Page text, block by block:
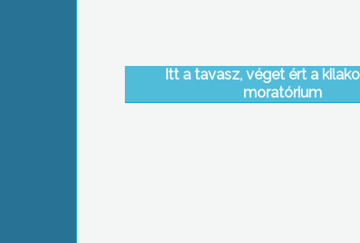
Itt a tavasz, véget ért a
moratórium